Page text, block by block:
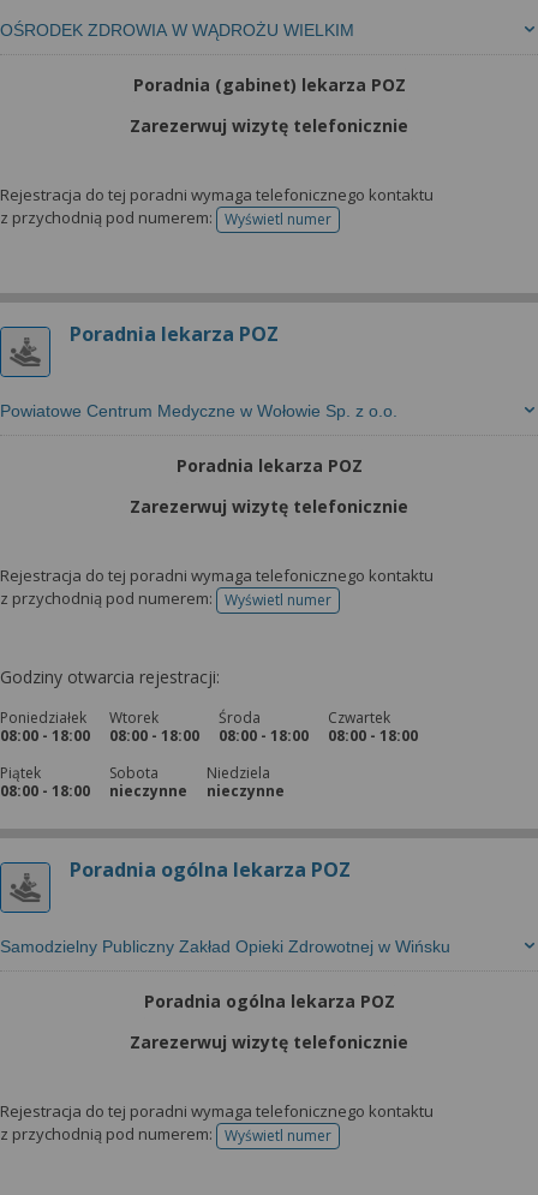
OŚRODEK ZDROWIA W WĄDROŻU WIELKIM
Poradnia (gabinet) lekarza POZ
Zarezerwuj wizytę telefonicznie
Rejestracja do tej poradni wymaga telefonicznego kontaktu
z przychodnią pod numerem:
Wyświetl numertelefonu do rejestracji
Poradnia lekarza POZ
Powiatowe Centrum Medyczne w Wołowie Sp. z o.o.
Poradnia lekarza POZ
Zarezerwuj wizytę telefonicznie
Rejestracja do tej poradni wymaga telefonicznego kontaktu
z przychodnią pod numerem:
Wyświetl numertelefonu do rejestracji
Godziny otwarcia rejestracji:
Poniedziałek
08:00 - 18:00
Wtorek
08:00 - 18:00
Środa
08:00 - 18:00
Czwartek
08:00 - 18:00
Piątek
08:00 - 18:00
Sobota
nieczynne
Niedziela
nieczynne
Poradnia ogólna lekarza POZ
Samodzielny Publiczny Zakład Opieki Zdrowotnej w Wińsku
Poradnia ogólna lekarza POZ
Zarezerwuj wizytę telefonicznie
Rejestracja do tej poradni wymaga telefonicznego kontaktu
z przychodnią pod numerem:
Wyświetl numertelefonu do rejestracji